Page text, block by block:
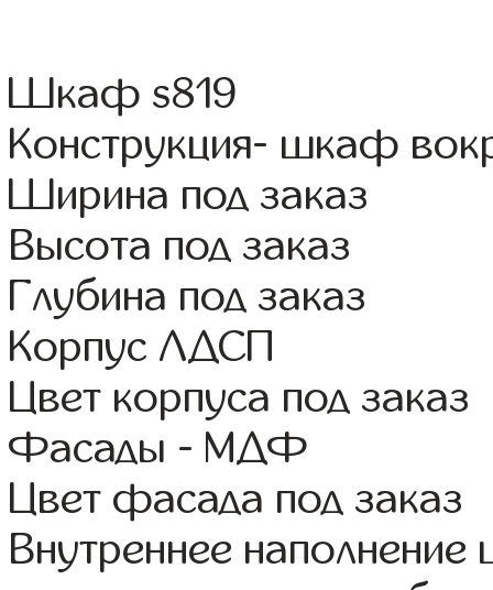
Шкаф s819
Конструкция- шкаф
Ширина под заказ
Высота под заказ
Глубина под заказ
Корпус ЛДСП
Цвет корпуса под заказ
Фасады - МДФ
Цвет фасада под заказ
Внутреннее